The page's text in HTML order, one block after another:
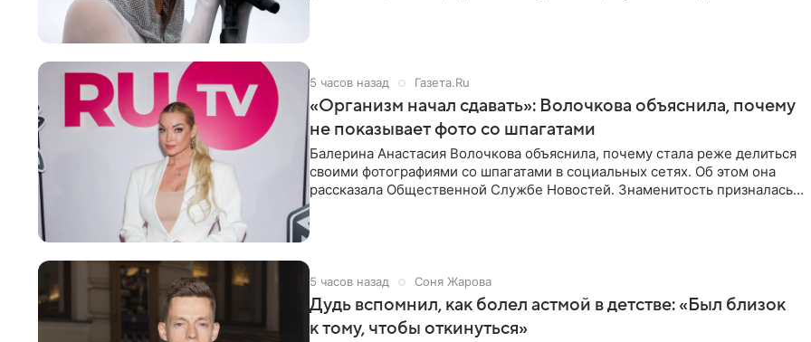
5 часов назад Газета.Ru
«Организм начал сдавать»: Волочкова объяснила, почему
не показывает фото со шпагатами
Балерина Анастасия Волочкова объяснила, почему стала реже делиться
своими фотографиями со шпагатами в социальных сетях. Об этом она
рассказала Общественной Службе Новостей. Знаменитость призналась,
5 часов назад Соня Жарова
Дудь вспомнил, как болел астмой в детстве: «Был близок
к тому, чтобы откинуться»